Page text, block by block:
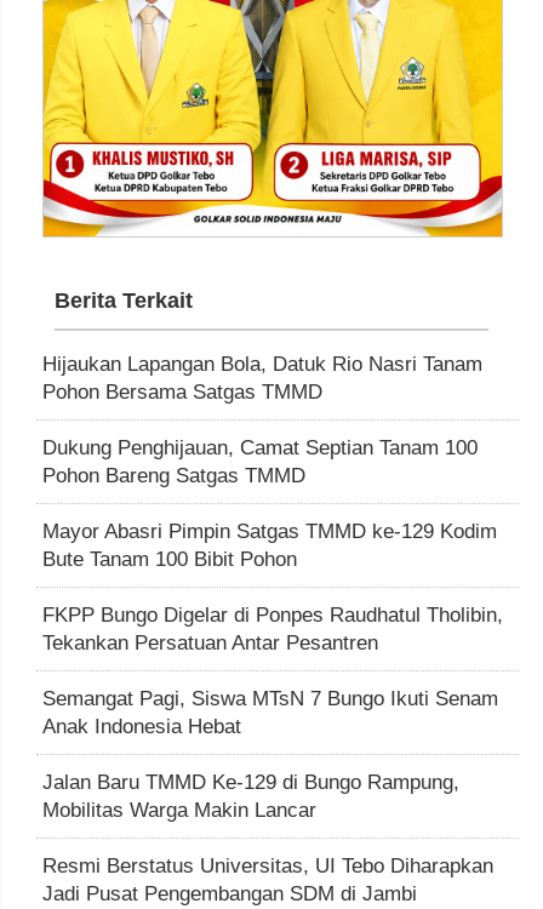
Berita Terkait
Hijaukan Lapangan Bola, Datuk Rio Nasri Tanam
Pohon Bersama Satgas TMMD
Dukung Penghijauan, Camat Septian Tanam 100
Pohon Bareng Satgas TMMD
Mayor Abasri Pimpin Satgas TMMD ke-129 Kodim
Bute Tanam 100 Bibit Pohon
FKPP Bungo Digelar di Ponpes Raudhatul Tholibin,
Tekankan Persatuan Antar Pesantren
Semangat Pagi, Siswa MTsN 7 Bungo Ikuti Senam
Anak Indonesia Hebat
Jalan Baru TMMD Ke-129 di Bungo Rampung,
Mobilitas Warga Makin Lancar
Resmi Berstatus Universitas, UI Tebo Diharapkan
Jadi Pusat Pengembangan SDM di Jambi